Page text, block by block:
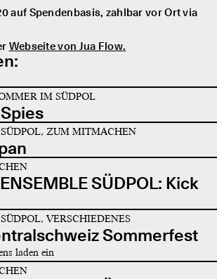
auf Spendenbasis, zahlbar vor Ort via
Webseite von Jua Flow.
IM SÜDPOL
ZUM MITMACHEN
SÜDPOL: Kick
VERSCHIEDENES
Sommerfest
laden ein